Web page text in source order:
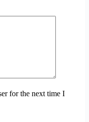
for the next time I